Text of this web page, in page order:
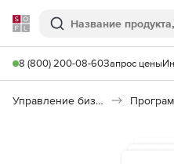
Softline
Поиск
8 (800) 200-08-60Запрос цены
Управление бизнесом, CRM/ERP